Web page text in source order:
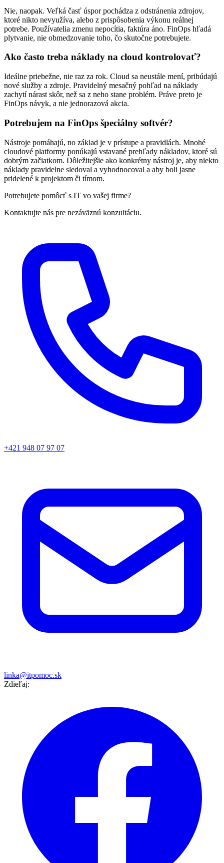
Nie, naopak. Veľká časť úspor pochádza z odstránenia zdrojov,
ktoré nikto nevyužíva, alebo z prispôsobenia výkonu reálnej
potrebe. Používatelia zmenu nepocítia, faktúra áno. FinOps hľadá
plytvanie, nie obmedzovanie toho, čo skutočne potrebujete.
Ako často treba náklady na cloud kontrolovať?
Ideálne priebežne, nie raz za rok. Cloud sa neustále mení, pribúdajú
nové služby a zdroje. Pravidelný mesačný pohľad na náklady
zachytí nárast skôr, než sa z neho stane problém. Práve preto je
FinOps návyk, a nie jednorazová akcia.
Potrebujem na FinOps špeciálny softvér?
Nástroje pomáhajú, no základ je v prístupe a pravidlách. Mnohé
cloudové platformy ponúkajú vstavané prehľady nákladov, ktoré sú
dobrým začiatkom. Dôležitejšie ako konkrétny nástroj je, aby niekto
náklady pravidelne sledoval a vyhodnocoval a aby boli jasne
pridelené k projektom či tímom.
Potrebujete pomôcť s IT vo vašej firme?
Kontaktujte nás pre nezáväznú konzultáciu.
+421 948 07 97 07
linka@itpomoc.sk
Zdieľaj: